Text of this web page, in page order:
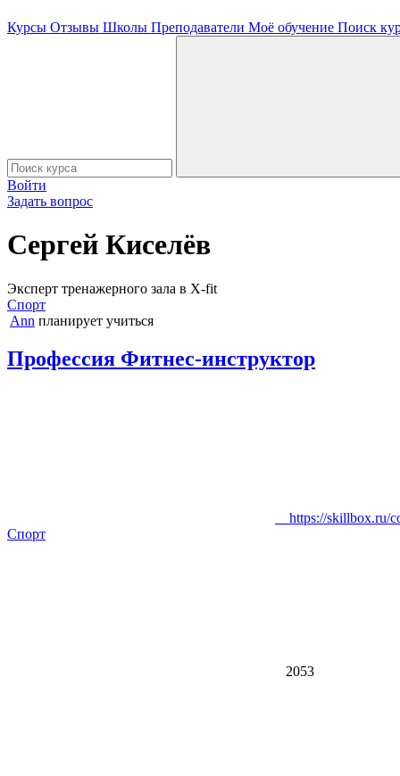
Курсы Отзывы Школы Преподаватели Моё обучение Поиск
Войти
Задать вопрос
Сергей Киселёв
Эксперт тренажерного зала в X-fit
Спорт
Ann планирует учиться
Профессия Фитнес-инструктор
https://skillbox.ru/
Спорт
2053